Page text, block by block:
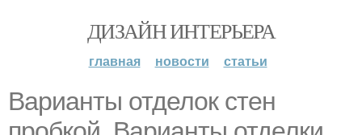
ДИЗАЙН ИНТЕРЬЕРА
главная новости статьи
Варианты отделок стен